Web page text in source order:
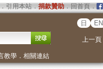
． 引用本站． 捐款贊助．回首頁．
日 EN
上一頁
教學． 相關連結